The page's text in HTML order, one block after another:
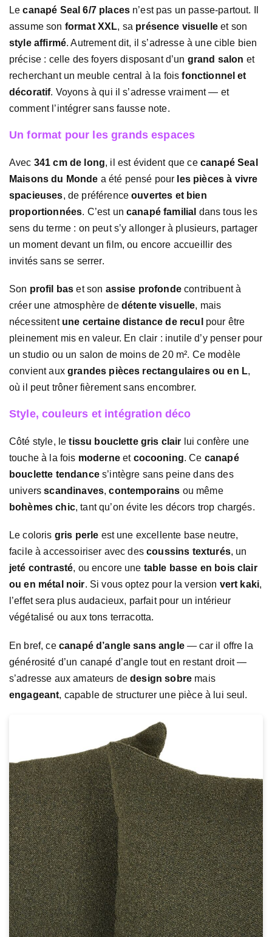
Lecanapé Seal 6/7 places n’est pas un passe-partout. Il
assume son format XXL, sa présence visuelleet son
style affirmé. Autrement dit, il s’adresse à une cible bien
précise : celle des foyers disposant d’un grand salon et
recherchant un meuble central à la foisfonctionnel et
décoratif. Voyons à qui il s’adresse vraiment — et
comment l’intégrer sans fausse note.
Un format pour les grands espaces
Avec 341 cm de long, il est évident que ce canapé Seal
Maisons du Monde a été pensé pour les pièces à vivre
spacieuses, de préférenceouvertes et bien
proportionnées. C’est uncanapé familial dans tous les
sens du terme : on peut s’y allonger à plusieurs, partager
un moment devant un film, ou encore accueillir des
invités sans se serrer.
Son profil bas et son assise profondecontribuent à
créer une atmosphère de détente visuelle, mais
nécessitent une certaine distance de recul
pour être
pleinement mis en valeur. En clair : inutile d’y penser pour
un studio ou un salon de moins de 20 m². Ce modèle
convient auxgrandes pièces rectangulaires ou en L,
où il peut trôner fièrement sans encombrer.
Style, couleurs et intégration déco
Côté style, letissu bouclette gris clair lui confère une
touche à la fois moderneet cocooning. Ce canapé
bouclette tendances’intègre sans peine dans des
universscandinaves,contemporains ou même
bohèmes chic, tant qu’on évite les décors trop chargés.
Le coloris gris perle est une excellente base neutre,
facile à accessoiriser avec descoussins texturés, un
jeté contrasté, ou encore une table basse en bois clair
ou en métal noir. Si vous optez pour la version vert kaki,
l’effet sera plus audacieux, parfait pour un intérieur
végétalisé ou aux tons terracotta.
En bref, ce canapé d’angle sans angle— car il offre la
générosité d’un canapé d’angle tout en restant droit —
s’adresse aux amateurs dedesign sobre mais
engageant, capable de structurer une pièce à lui seul.